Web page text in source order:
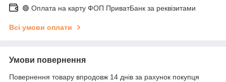
🟢 Оплата на карту ФОП ПриватБанк за реквізитами
Всі умови оплати
Умови повернення
Повернення товару впродовж 14 днів за рахунок покупця